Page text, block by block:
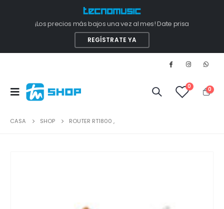
¡Los precios más bajos una vez al mes! Date prisa
REGÍSTRATE YA
0 0
CASA SHOP ROUTER RT1800 ,